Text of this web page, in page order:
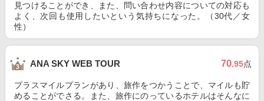
見つけることができ、また、問い合わせ内容についての対応も
よく、次回も使用したいという気持ちになった。（30代／女
性）
ANA SKY WEB TOUR 70.95点
プラスマイルプランがあり、旅作をつかうことで、マイルも貯
めることがでさる。また、旅作にのっているホテルはそんなに